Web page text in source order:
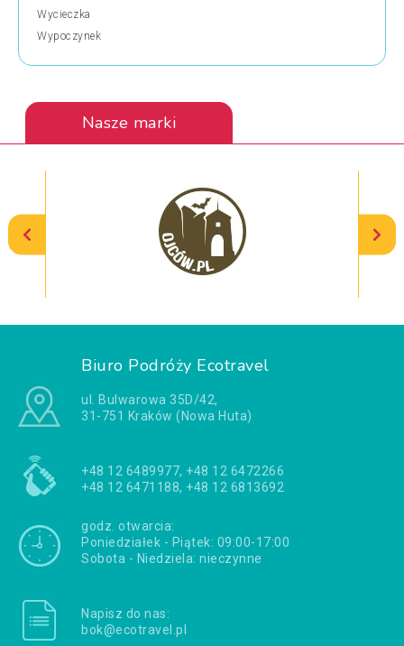
Wycieczka
Wypoczynek
Nasze marki
Biuro Podróży Ecotravel
ul. Bulwarowa 35D/42,
31-751 Kraków (Nowa Huta)
+48 12 6489977, +48 12 6472266
+48 12 6471188, +48 12 6813692
godz. otwarcia:
Poniedziałek - Piątek: 09:00-17:00
Sobota - Niedziela: nieczynne
Napisz do nas:
bok@ecotravel.pl